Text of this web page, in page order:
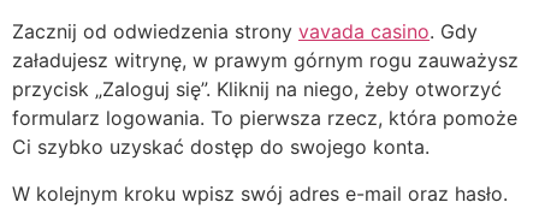
Zacznij od odwiedzenia strony vavada casino. Gdy
załadujesz witrynę, w prawym górnym rogu zauważysz
przycisk „Zaloguj się”. Kliknij na niego, żeby otworzyć
formularz logowania. To pierwsza rzecz, która pomoże
Ci szybko uzyskać dostęp do swojego konta.
W kolejnym kroku wpisz swój adres e-mail oraz hasło.